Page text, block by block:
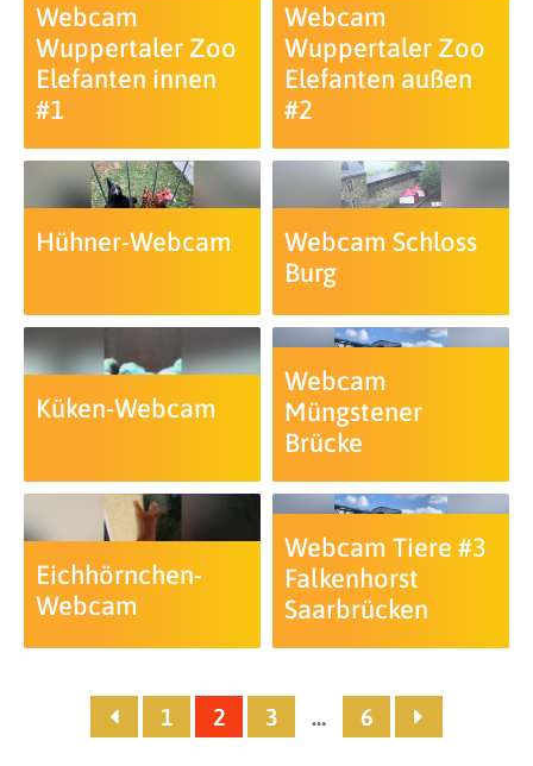
Webcam
Wuppertaler Zoo
Elefanten innen
#1
Webcam
Wuppertaler Zoo
Elefanten außen
#2
Hühner-Webcam
Webcam Schloss
Burg
Küken-Webcam
Webcam
Müngstener
Brücke
Eichhörnchen-
Webcam
Webcam Tiere #3
Falkenhorst
Saarbrücken
1 2 3 … 6